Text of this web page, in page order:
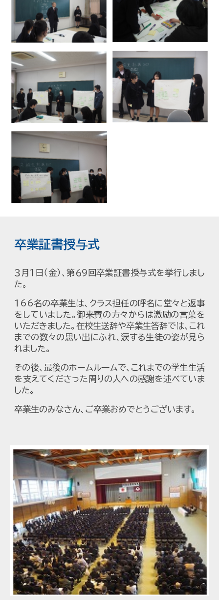
卒業証書授与式
３月１日（ 金）、第６9 回卒業証書授与式を挙行しまし
た。
１ 66名の卒業生は、クラス担任の呼名に堂々と返事
をしていました。御来賓の方々 からは激励の言葉を
いただきました。 在校生送辞や卒業生答辞では、これ
までの数々の思い出にふれ、涙する生徒の姿が見ら
れました。
その後、最後のホームルームで、これまでの学生生活
を支えてくださった周りの人への感謝を述べていま
した。
卒業生のみなさん、ご卒業おめでとうございます。